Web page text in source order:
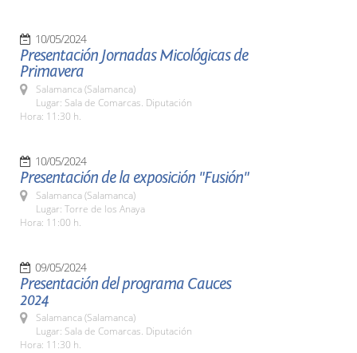
10/05/2024
Presentación Jornadas Micológicas de
Primavera
Salamanca (Salamanca)
Lugar: Sala de Comarcas. Diputación
Hora: 11:30 h.
10/05/2024
Presentación de la exposición "Fusión"
Salamanca (Salamanca)
Lugar: Torre de los Anaya
Hora: 11:00 h.
09/05/2024
Presentación del programa Cauces
2024
Salamanca (Salamanca)
Lugar: Sala de Comarcas. Diputación
Hora: 11:30 h.